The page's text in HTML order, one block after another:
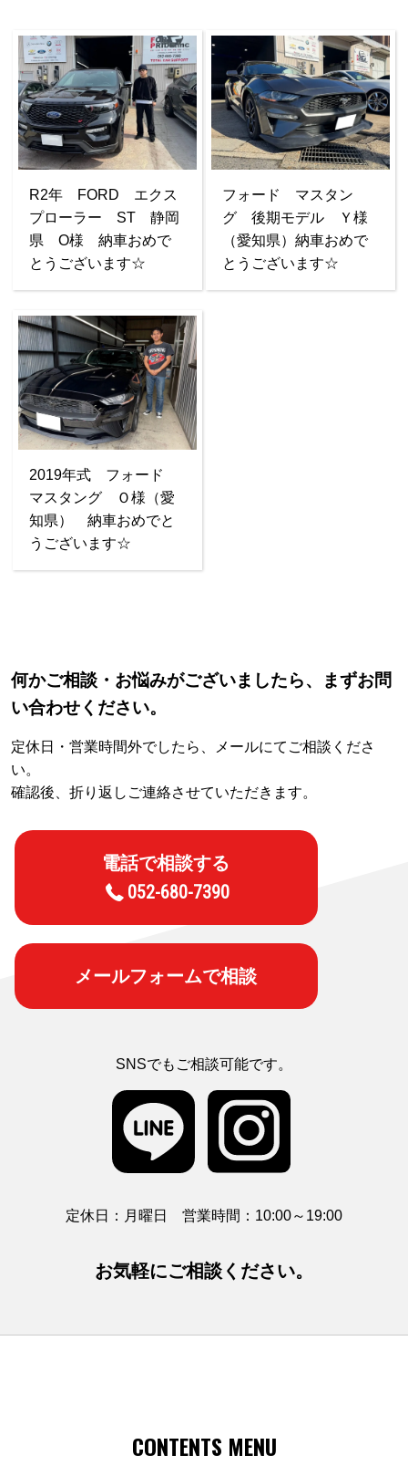
R2年 FORD エクス
プローラー ST 静岡
県 O様 納車おめで
とうございます☆
フォード マスタン
グ 後期モデル Ｙ様
（愛知県）納車おめで
とうございます☆
2019年式 フォード
マスタング Ｏ様（愛
知県） 納車おめでと
うございます☆
何かご相談・お悩みがございましたら、まずお問
い合わせください。
定休日・営業時間外でしたら、メールにてご相談くださ
い。
確認後、折り返しご連絡させていただきます。
電話で相談する
052-680-7390
メールフォームで相談
SNSでもご相談可能です。
定休日：月曜日 営業時間：10:00～19:00
お気軽にご相談ください。
CONTENTS MENU